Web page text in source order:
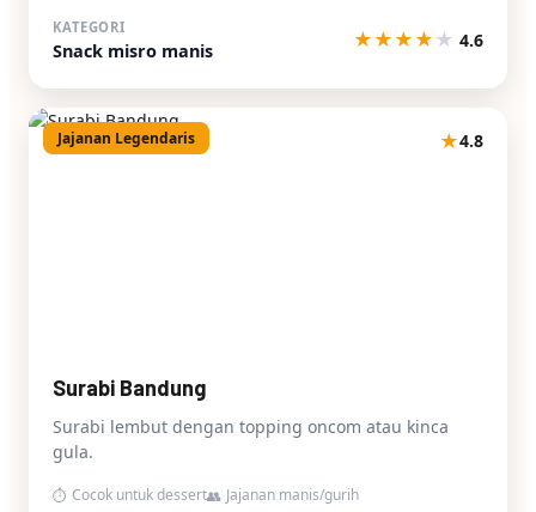
KATEGORI
Snack misro manis ★★★★★ 4.6
Jajanan Legendaris ★4.8
Surabi Bandung
Surabi lembut dengan topping oncom atau kinca
gula.
⏱ Cocok untuk dessert👥 Jajanan manis/gurih